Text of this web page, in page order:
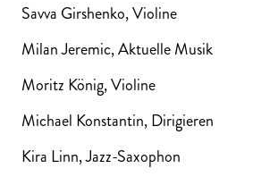
Savva Girshenko, Violine
Milan Jeremic, Aktuelle Musik
Moritz König, Violine
Michael Konstantin, Dirigieren
Kira Linn, Jazz-Saxophon